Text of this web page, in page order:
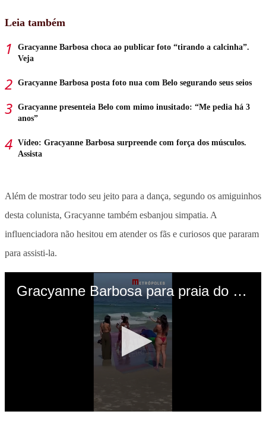
Leia também
Gracyanne Barbosa choca ao publicar foto “tirando a calcinha”.
Veja
Gracyanne Barbosa posta foto nua com Belo segurando seus seios
Gracyanne presenteia Belo com mimo inusitado: “Me pedia há 3
anos”
Vídeo: Gracyanne Barbosa surpreende com força dos músculos.
Assista
Além de mostrar todo seu jeito para a dança, segundo os amiguinhos
desta colunista, Gracyanne também esbanjou simpatia. A
influenciadora não hesitou em atender os fãs e curiosos que pararam
para assisti-la.